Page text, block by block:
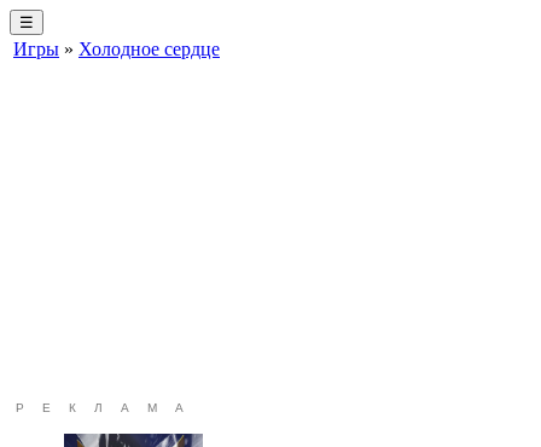
☰
Игры » Холодное сердце
РЕКЛАМА